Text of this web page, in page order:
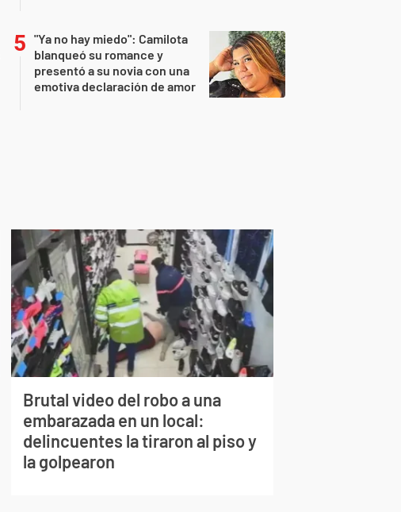
"Ya no hay miedo": Camilota
blanqueó su romance y
presentó a su novia con una
emotiva declaración de amor
Brutal video del robo a una
embarazada en un local:
delincuentes la tiraron al piso y
la golpearon